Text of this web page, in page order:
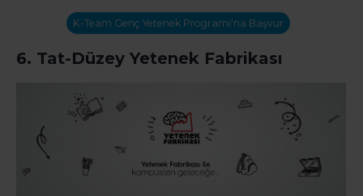
K-Team Genç Yetenek Programı'na Başvur
6. Tat-Düzey Yetenek Fabrikası